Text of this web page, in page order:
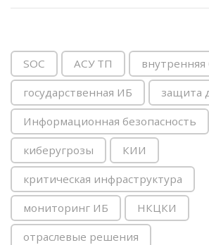
SOC АСУ ТП внутренняя
государственная ИБ защита
Информационная безопасность
киберугрозы КИИ
критическая инфраструктура
мониторинг ИБ НКЦКИ
отраслевые решения